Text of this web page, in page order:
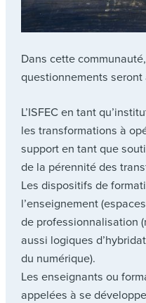
Dans cette
questionnements seront
L’ISFEC en tant
les transformations à
support en tant que
de la pérennité des
Les dispositifs de
l’enseignement
de professionnalisation
aussi logiques
du numérique).
Les enseignants ou
appelées à se